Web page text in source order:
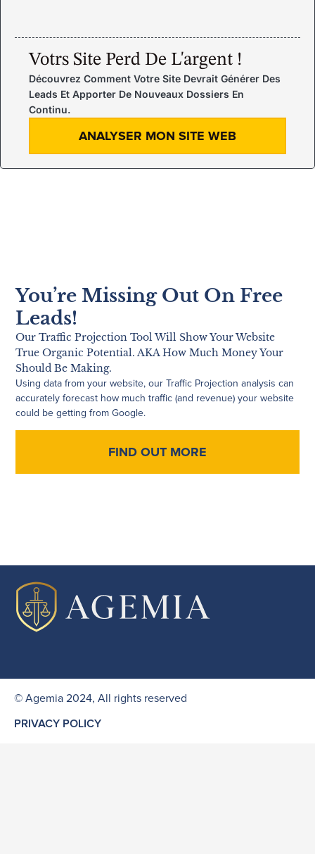
Votrs Site Perd De L'argent !
Découvrez Comment Votre Site Devrait Générer Des
Leads Et Apporter De Nouveaux Dossiers En
Continu.
ANALYSER MON SITE WEB
You’re Missing Out On Free
Leads!
Our Traffic Projection Tool Will Show Your Website
True Organic Potential. AKA How Much Money Your
Should Be Making.
Using data from your website, our Traffic Projection analysis can
accurately forecast how much traffic (and revenue) your website
could be getting from Google.
FIND OUT MORE
© Agemia 2024, All rights reserved
PRIVACY POLICY